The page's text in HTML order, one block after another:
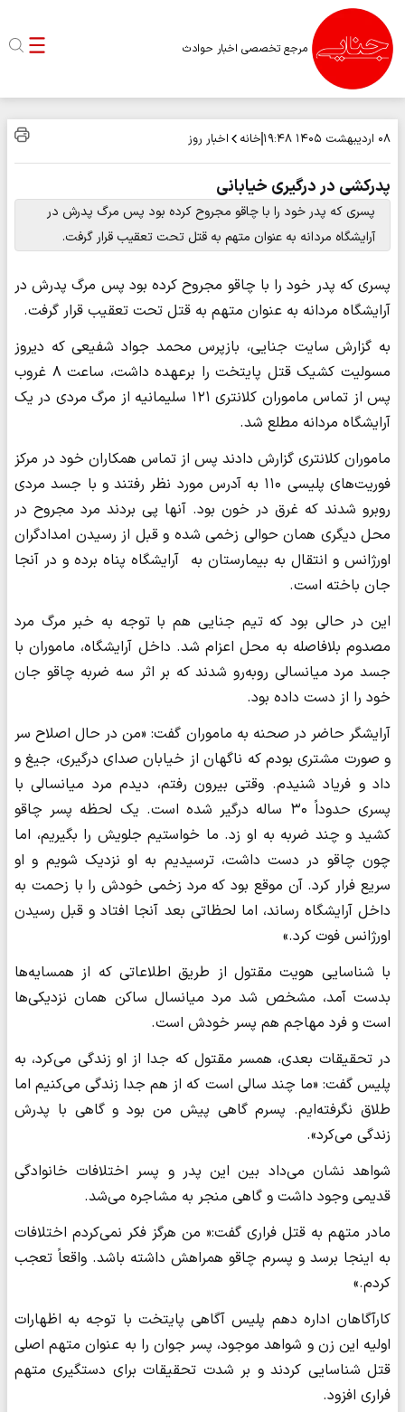
مرجع تخصصی اخبار حوادث
۰۸ اردیبهشت ۱۴۰۵ ۱۹:۴۸ خانه اخبار روز
پدرکشی در درگیری خیابانی
پسری که پدر خود را با چاقو مجروح کرده بود پس مرگ پدرش در
آرایشگاه مردانه به عنوان متهم به قتل تحت تعقیب قرار گرفت‌.
پسری که پدر خود را با چاقو مجروح کرده بود پس مرگ پدرش در
آرایشگاه مردانه به عنوان متهم به قتل تحت تعقیب قرار گرفت‌.
به گزارش سایت جنایی، بازپرس محمد جواد شفیعی که دیروز
مسولیت کشیک قتل پایتخت را برعهده داشت، ساعت ۸ غروب
پس از تماس ماموران کلانتری ۱۲۱ سلیمانیه از مرگ مردی در یک
آرایشگاه مردانه مطلع شد.
ماموران کلانتری گزارش دادند پس از تماس همکاران خود در مرکز
فوریت‌های پلیسی ۱۱۰ به آدرس مورد نظر رفتند و با جسد مردی
روبرو شدند که غرق در خون بود. آنها پی بردند مرد مجروح در
محل دیگری همان حوالی زخمی شده و قبل از رسیدن امدادگران
اورژانس و انتقال به بیمارستان به آرایشگاه پناه برده و در آنجا
جان باخته است.
این در حالی بود که تیم جنایی هم با توجه به خبر مرگ مرد
مصدوم بلافاصله به محل اعزام شد. داخل آرایشگاه، ماموران با
جسد مرد میانسالی روبه‌رو شدند که بر اثر سه ضربه چاقو جان
خود را از دست داده بود.
آرایشگر حاضر در صحنه به ماموران گفت: «من در حال اصلاح سر
و صورت مشتری بودم که ناگهان از خیابان صدای درگیری، جیغ و
داد و فریاد شنیدم. وقتی بیرون رفتم، دیدم مرد میانسالی با
پسری حدوداً ۳۰ ساله درگیر شده‌ است. یک لحظه پسر چاقو
کشید و چند ضربه به او زد. ما خواستیم جلویش را بگیریم، اما
چون چاقو در دست داشت، ترسیدیم به او نزدیک شویم و او
سریع فرار کرد. آن موقع بود که مرد زخمی خودش را با زحمت به
داخل آرایشگاه رساند، اما لحظاتی بعد آنجا افتاد و قبل رسیدن
اورژانس فوت کرد.»
با شناسایی هویت مقتول از طریق اطلاعاتی که از همسایه‌ها
بدست آمد، مشخص شد مرد میانسال ساکن همان نزدیکی‌ها
است و فرد مهاجم هم پسر خودش است.
در تحقیقات بعدی، همسر مقتول که جدا از او زندگی می‌کرد، به
پلیس گفت: «ما چند سالی است که از هم جدا زندگی می‌کنیم اما
طلاق نگرفته‌ایم. پسرم گاهی پیش من بود و گاهی با پدرش
زندگی می‌کرد».
شواهد نشان می‌داد بین این پدر و پسر اختلافات خانوادگی
قدیمی وجود داشت و گاهی منجر به مشاجره می‌شد.
مادر متهم به قتل فراری گفت:« من هرگز فکر نمی‌کردم اختلافات
به اینجا برسد و پسرم چاقو همراهش داشته باشد. واقعاً تعجب
کردم.»
کارآگاهان اداره دهم پلیس آگاهی پایتخت با توجه به اظهارات
اولیه این زن و شواهد موجود، پسر جوان را به عنوان متهم اصلی
قتل شناسایی کردند و بر شدت تحقیقات برای دستگیری متهم
فراری افزود.